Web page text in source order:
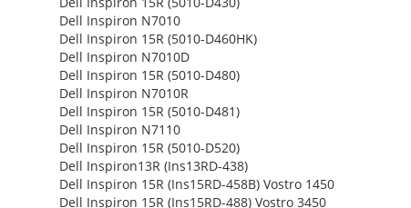
Dell Inspiron N7010
Dell Inspiron 15R (5010-D460HK)
Dell Inspiron N7010D
Dell Inspiron 15R (5010-D480)
Dell Inspiron N7010R
Dell Inspiron 15R (5010-D481)
Dell Inspiron N7110
Dell Inspiron 15R (5010-D520)
Dell Inspiron13R (Ins13RD-438)
Dell Inspiron 15R (Ins15RD-458B) Vostro 1450
Dell Inspiron 15R (Ins15RD-488) Vostro 3450